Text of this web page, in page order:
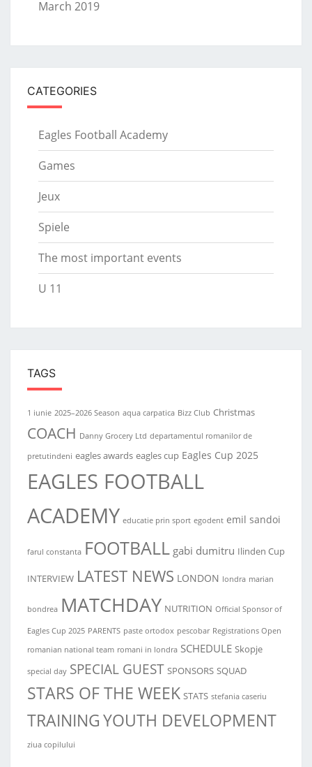
March 2019
CATEGORIES
Eagles Football Academy
Games
Jeux
Spiele
The most important events
U 11
TAGS
1 iunie 2025–2026 Season aqua carpatica Bizz Club Christmas
COACH Danny Grocery Ltd departamentul romanilor de
pretutindeni eagles awards eagles cup Eagles Cup 2025
EAGLES FOOTBALL
ACADEMY educatie prin sport egodent emil sandoi
farul constanta FOOTBALL gabi dumitru Ilinden Cup
INTERVIEW LATEST NEWS LONDON londra marian
bondrea MATCHDAY NUTRITION Official Sponsor of
Eagles Cup 2025 PARENTS paste ortodox pescobar Registrations Open
romanian national team romani in londra SCHEDULE Skopje
special day SPECIAL GUEST SPONSORS SQUAD
STARS OF THE WEEK STATS stefania caseriu
TRAININGYOUTH DEVELOPMENT
ziua copilului